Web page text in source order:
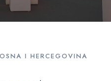
I HERCEGOVINA